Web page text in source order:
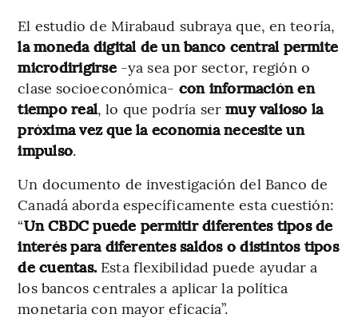
El estudio de Mirabaud subraya que, en teoría,
la moneda digital de un banco central permite
microdirigirse -ya sea por sector, región o
clase socioeconómica- con información en
tiempo real, lo que podría sermuy valioso la
próxima vez que la economía necesite un
impulso.
Un documento de investigación del Banco de
Canadá aborda específicamente esta cuestión:
“Un CBDC puede permitir diferentes tipos de
interés para diferentes saldos o distintos tipos
de cuentas. Esta flexibilidad puede ayudar a
los bancos centrales a aplicar la política
monetaria con mayor eficacia”.